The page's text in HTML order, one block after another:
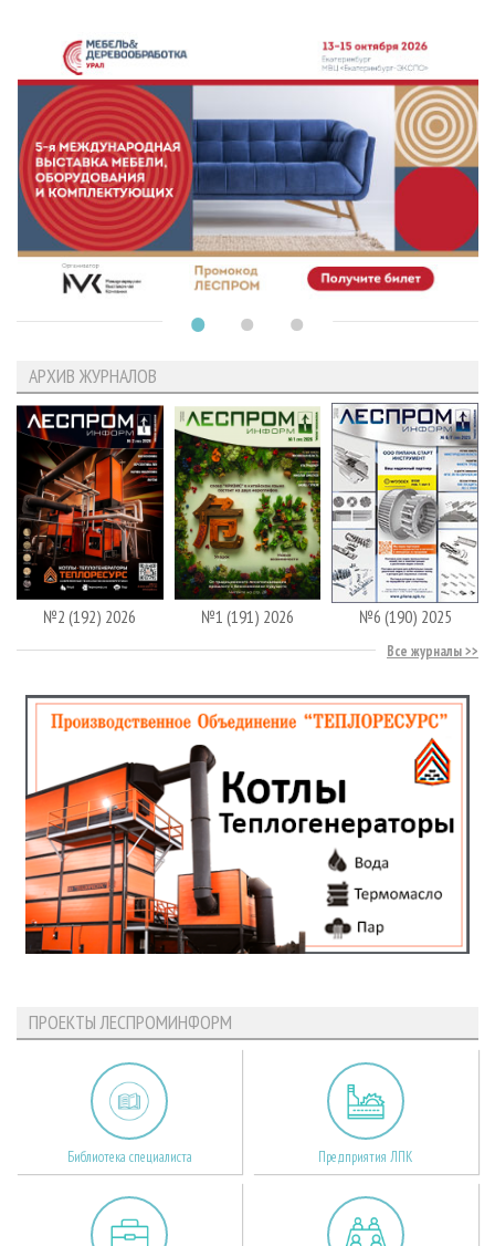
АРХИВ ЖУРНАЛОВ
№2 (192) 2026 №1 (191) 2026 №6 (190) 2025
Все журналы
ПРОЕКТЫ ЛЕСПРОМИНФОРМ
Библиотека специалиста Предприятия ЛПК